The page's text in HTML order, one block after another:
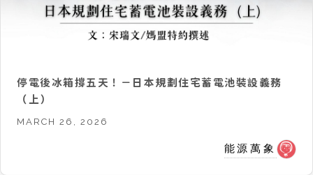
停電後冰箱撐五天！－日本規劃住宅蓄電池裝設義務
（上）
MARCH 26, 2026
能源萬象